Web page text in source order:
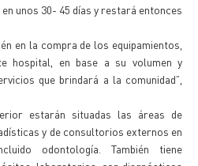
unos 30- 45 días y restará entonces
en la compra de los equipamientos,
hospital, en base a su volumen y
que brindará a la comunidad”,
estarán situadas las áreas de
y de consultorios externos en
odontología. También tiene